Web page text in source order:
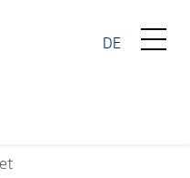
DE